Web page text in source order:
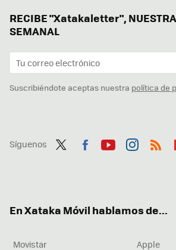
RECIBE "Xatakaletter",
SEMANAL
Suscribiéndote aceptas nuestra política de
Síguenos
En Xataka Móvil hablamos de...
Movistar
Apple